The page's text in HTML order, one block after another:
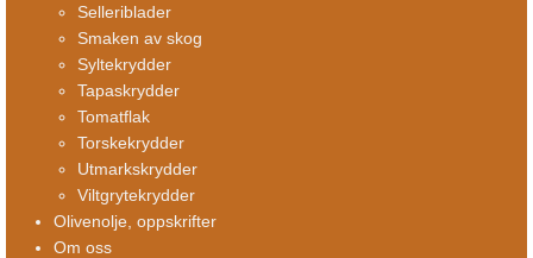
Selleriblader
Smaken av skog
Syltekrydder
Tapaskrydder
Tomatflak
Torskekrydder
Utmarkskrydder
Viltgrytekrydder
Olivenolje, oppskrifter
Om oss